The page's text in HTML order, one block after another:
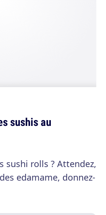
sushis au
sushi rolls ? Attendez,
edamame, donnez-